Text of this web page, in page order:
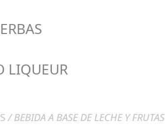
LIQUEUR
/ BEBIDA A BASE DE LECHE Y FRUTAS